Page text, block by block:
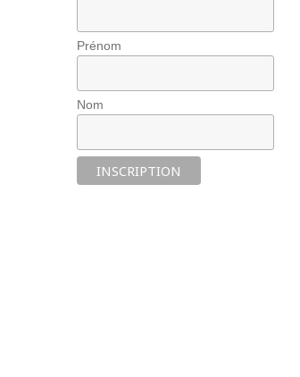
Prénom
Nom